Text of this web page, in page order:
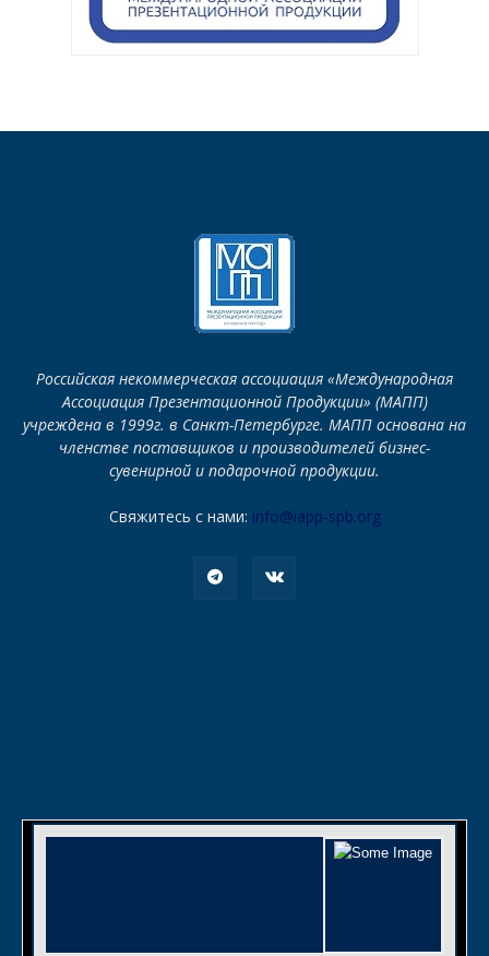
Российская некоммерческая ассоциация «Международная
Ассоциация Презентационной Продукции» (МАПП)
учреждена в 1999г. в Санкт-Петербурге. МАПП основана на
членстве поставщиков и производителей бизнес-
сувенирной и подарочной продукции.
Свяжитесь с нами: info@iapp-spb.org